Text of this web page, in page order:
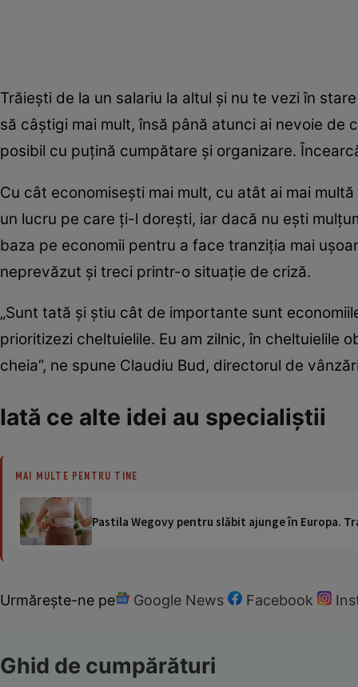
Trăieşti de la un salariu la altul şi nu te vezi în
să câştigi mai mult, însă până atunci ai nevoie
posibil cu puţină cumpătare şi organizare.
Cu cât economiseşti mai mult, cu atât ai mai
un lucru pe care ţi-l doreşti, iar dacă nu eşti
baza pe economii pentru a face tranziţia mai
neprevăzut şi treci printr-o situaţie de criză.
„Sunt tată şi ştiu cât de importante sunt
prioritizezi cheltuielile. Eu am zilnic, în cheltuielile
cheia”, ne spune Claudiu Bud, directorul de
Iată ce alte idei au specialiştii
MAI MULTE PENTRU TINE
Pastila Wegovy pentru slăbit ajunge în Europa.
Urmărește-ne pe Google News Facebook
Ghid de cumpărături